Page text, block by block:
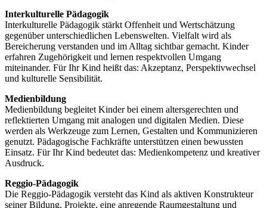
Interkulturelle Pädagogik
Interkulturelle Pädagogik stärkt Offenheit und Wertschätzung
gegenüber unterschiedlichen Lebenswelten. Vielfalt wird als
Bereicherung verstanden und im Alltag sichtbar gemacht. Kinder
erfahren Zugehörigkeit und lernen respektvollen Umgang
miteinander. Für Ihr Kind heißt das: Akzeptanz, Perspektivwechsel
und kulturelle Sensibilität.
Medienbildung
Medienbildung begleitet Kinder bei einem altersgerechten und
reflektierten Umgang mit analogen und digitalen Medien. Diese
werden als Werkzeuge zum Lernen, Gestalten und Kommunizieren
genutzt. Pädagogische Fachkräfte unterstützen einen bewussten
Einsatz. Für Ihr Kind bedeutet das: Medienkompetenz und kreativer
Ausdruck.
Reggio-Pädagogik
Die Reggio-Pädagogik versteht das Kind als aktiven Konstrukteur
seiner Bildung. Projekte, eine anregende Raumgestaltung und